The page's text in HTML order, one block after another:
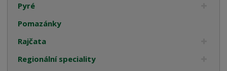
Pyré
Pomazánky
Rajčata
Regionální speciality